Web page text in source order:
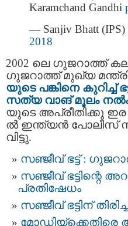
Karamchand Gandhi
— Sanjiv Bhatt (IPS)
2018
2002 ലെ ഗുജറാത്ത്
ഗുജറാത്ത് മുഖ്യ
യുടെ പങ്കിനെ കുറിച്ച്
സത്യ വാങ് മൂലം
യുടെ അപ്രീതിക്കു ഇര
ൽ ഇന്ത്യൻ പോലീസ്
വിട്ടു.
സഞ്ജീവ് ഭട്ട് :
സഞ്ജീവ് ഭട്ടിന്റെ
പ്രതിഷേധം
സഞ്ജീവ് ഭട്ടിന്
മോഡിയ്ക്കെതിരെ